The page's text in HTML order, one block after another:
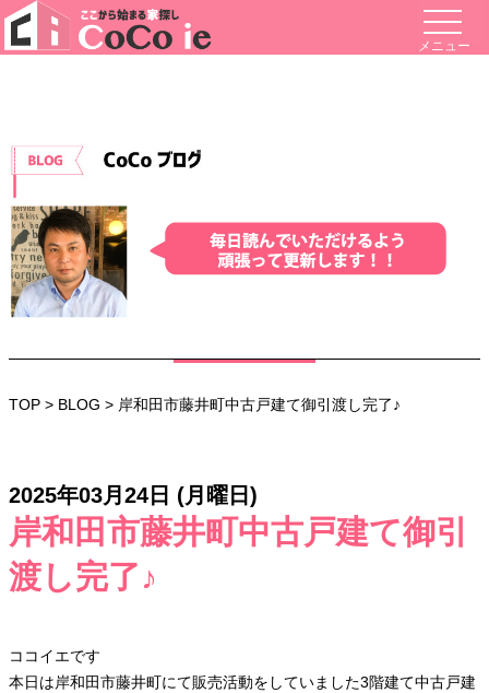
メニュー
TOP > BLOG > 岸和田市藤井町中古戸建て御引渡し完了♪
2025年03月24日 (月曜日)
岸和田市藤井町中古戸建て御引
渡し完了♪
ココイエです
本日は岸和田市藤井町にて販売活動をしていました3階建て中古戸建